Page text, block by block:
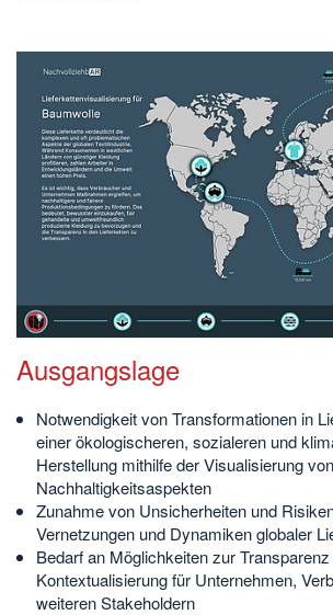
Ausgangslage
Notwendigkeit von Transformationen in
einer ökologischeren, sozialeren und
Herstellung mithilfe der Visualisierung von
Nachhaltigkeitsaspekten
Zunahme von Unsicherheiten und
Vernetzungen und Dynamiken globaler
Bedarf an Möglichkeiten zur
Kontextualisierung für Unternehmen,
weiteren Stakeholdern